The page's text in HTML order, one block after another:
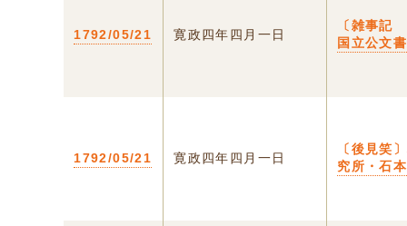
1792/05/21 寛政四年四月一日
〔雑事記
国立公文
1792/05/21 寛政四年四月一日
〔後見笑
究所・石